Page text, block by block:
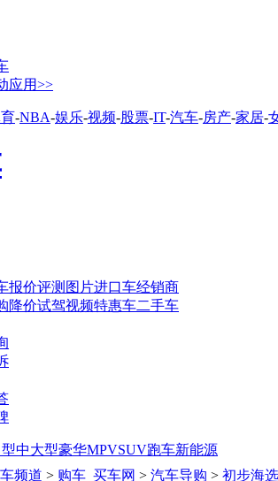
应用>>
-NBA-娱乐-视频-股票-IT-汽车-房产-家居-
报价评测 图片进口车经销商
降价试驾视频特惠车二手车
中大型豪华MPVSUV跑车新能源
频道 > 购车_买车网 > 汽车导购 > 初步海选